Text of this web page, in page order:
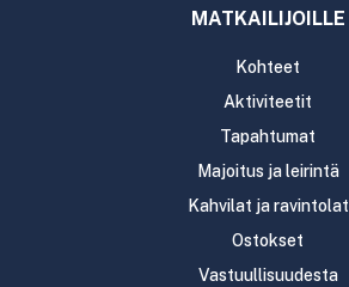
MATKAILIJOILLE
Kohteet
Aktiviteetit
Tapahtumat
Majoitus ja leirintä
Kahvilat ja ravintolat
Ostokset
Vastuullisuudesta